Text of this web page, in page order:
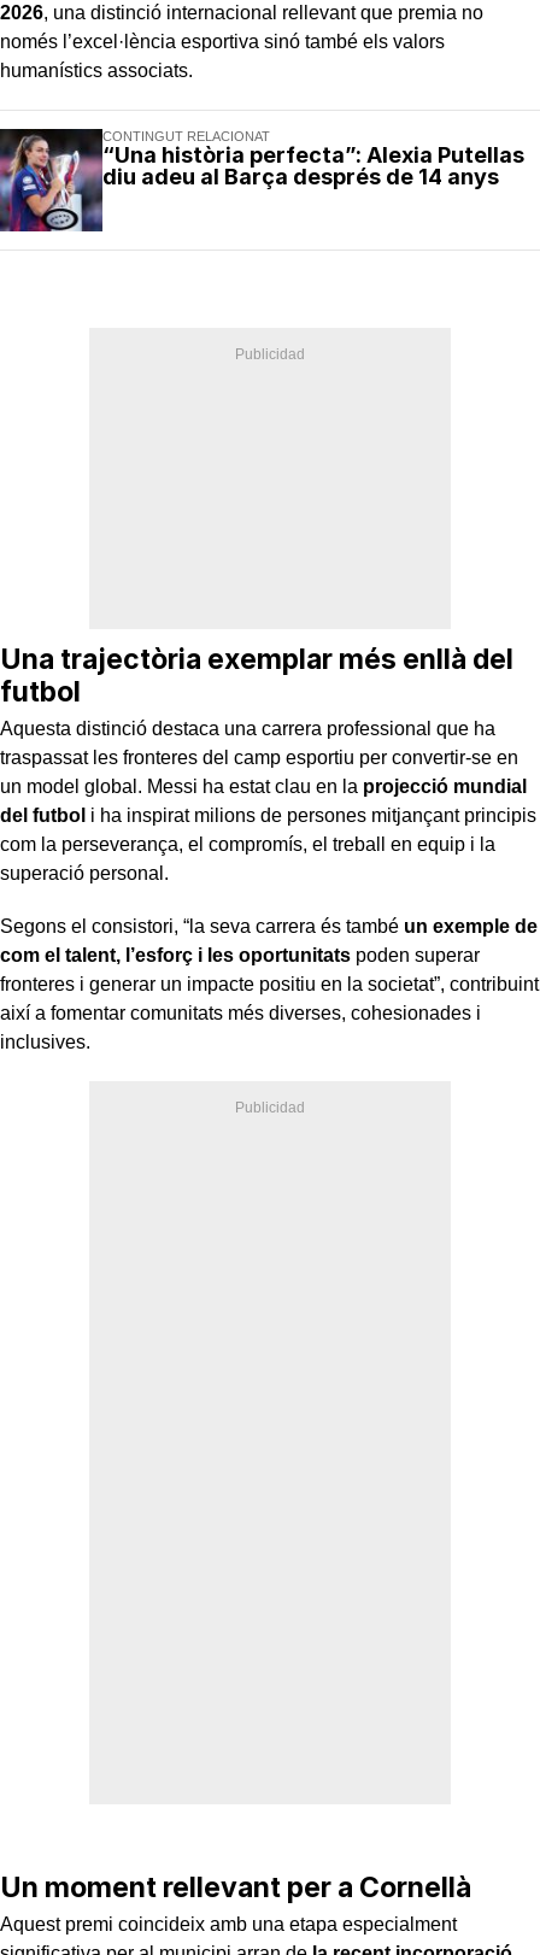
2026, una distinció internacional rellevant que premia no
només l’excel·lència esportiva sinó també els valors
humanístics associats.
CONTINGUT RELACIONAT
“Una història perfecta”: Alexia Putellas
diu adeu al Barça després de 14 anys
Una trajectòria exemplar més enllà del
futbol
Aquesta distinció destaca una carrera professional que ha
traspassat les fronteres del camp esportiu per convertir-se en
un model global. Messi ha estat clau en la projecció mundial
del futbol i ha inspirat milions de persones mitjançant principis
com la perseverança, el compromís, el treball en equip i la
superació personal.
Segons el consistori, “la seva carrera és també un exemple de
com el talent, l’esforç i les oportunitats poden superar
fronteres i generar un impacte positiu en la societat”, contribuint
així a fomentar comunitats més diverses, cohesionades i
inclusives.
Un moment rellevant per a Cornellà
Aquest premi coincideix amb una etapa especialment